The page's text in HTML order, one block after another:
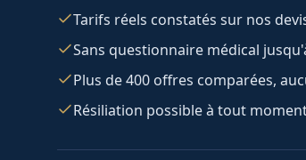
Tarifs réels constatés sur nos
Sans questionnaire médical
Plus de 400 offres comparées,
Résiliation possible à tout